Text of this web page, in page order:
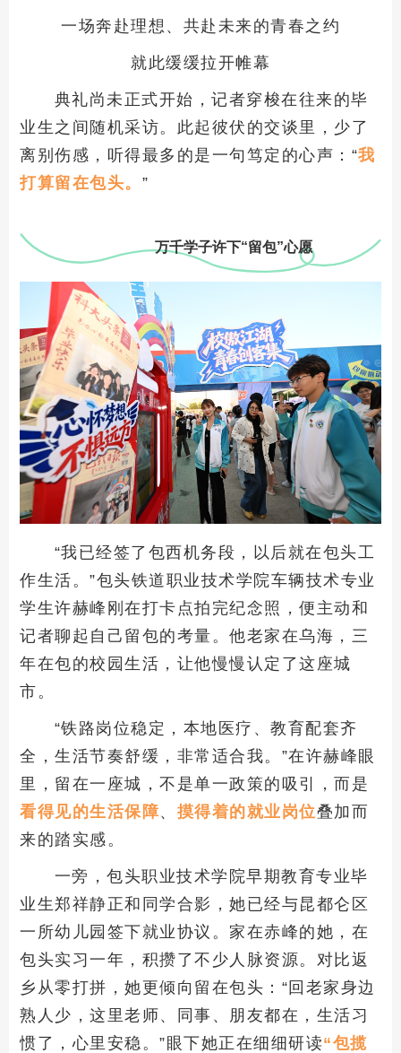
一场奔赴理想、共赴未来的青春之约
就此缓缓拉开帷幕
典礼尚未正式开始，记者穿梭在往来的毕
业生之间随机采访。此起彼伏的交谈里，少了
离别伤感，听得最多的是一句笃定的心声：“我
打算留在包头。 ”
万千学子许下“留包”心愿
“我已经签了包西机务段，以后就在包头工
作生活。”包头铁道职业技术学院车辆技术专业
学生许赫峰刚在打卡点拍完纪念照，便主动和
记者聊起自己留包的考量。他老家在乌海，三
年在包的校园生活，让他慢慢认定了这座城
市。
“铁路岗位稳定，本地医疗、教育配套齐
全，生活节奏舒缓，非常适合我。”在许赫峰眼
里，留在一座城，不是单一政策的吸引，而是
看得见的生活保障、 摸得着的就业岗位叠加而
来的踏实感。
一旁，包头职业技术学院早期教育专业毕
业生郑祥静正和同学合影，她已经与昆都仑区
一所幼儿园签下就业协议。家在赤峰的她，在
包头实习一年，积攒了不少人脉资源。对比返
乡从零打拼，她更倾向留在包头：“回老家身边
熟人少，这里老师、同事、朋友都在，生活习
惯了，心里安稳。”眼下她正在细细研读“包揽